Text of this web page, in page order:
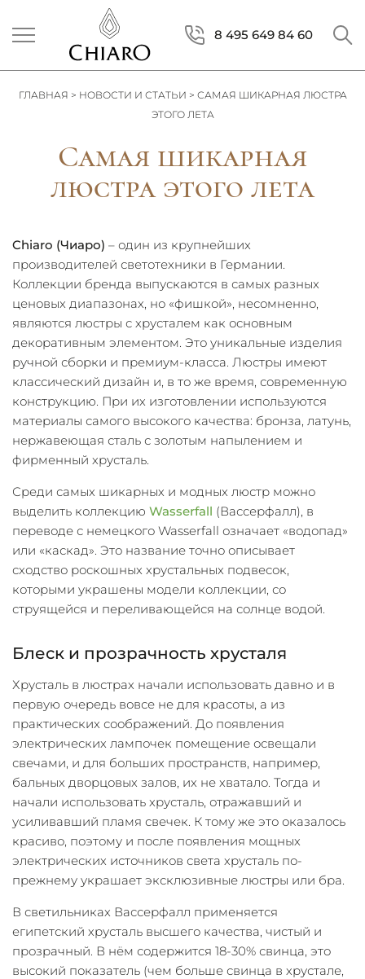
8 495 649 84 60
ГЛАВНАЯ > НОВОСТИ И СТАТЬИ > САМАЯ ШИКАРНАЯ ЛЮСТРА
ЭТОГО ЛЕТА
Самая шикарная
люстра этого лета
Chiaro (Чиаро) – один из крупнейших
производителей светотехники в Германии.
Коллекции бренда выпускаются в самых разных
ценовых диапазонах, но «фишкой», несомненно,
являются люстры с хрусталем как основным
декоративным элементом. Это уникальные изделия
ручной сборки и премиум-класса. Люстры имеют
классический дизайн и, в то же время, современную
конструкцию. При их изготовлении используются
материалы самого высокого качества: бронза, латунь,
нержавеющая сталь с золотым напылением и
фирменный хрусталь.
Среди самых шикарных и модных люстр можно
выделить коллекцию Wasserfall (Вассерфалл), в
переводе с немецкого Wasserfall означает «водопад»
или «каскад». Это название точно описывает
сходство роскошных хрустальных подвесок,
которыми украшены модели коллекции, со
струящейся и переливающейся на солнце водой.
Блеск и прозрачность хрусталя
Хрусталь в люстрах начали использовать давно и в
первую очередь вовсе не для красоты, а из
практических соображений. До появления
электрических лампочек помещение освещали
свечами, и для больших пространств, например,
бальных дворцовых залов, их не хватало. Тогда и
начали использовать хрусталь, отражавший и
усиливавший пламя свечек. К тому же это оказалось
красиво, поэтому и после появления мощных
электрических источников света хрусталь по-
прежнему украшает эксклюзивные люстры или бра.
В светильниках Вассерфалл применяется
египетский хрусталь высшего качества, чистый и
прозрачный. В нём содержится 18-30% свинца, это
высокий показатель (чем больше свинца в хрустале,